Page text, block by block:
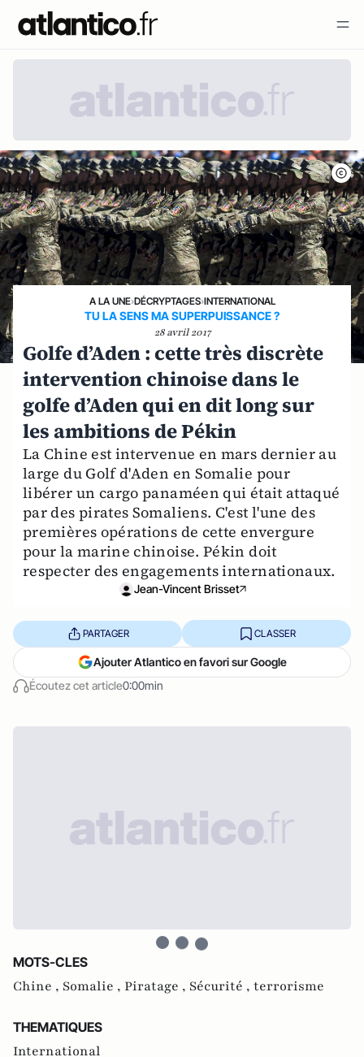
A LA UNE›DÉCRYPTAGES›INTERNATIONAL
TU LA SENS MA SUPERPUISSANCE ?
28 avril 2017
Golfe d’Aden : cette très discrète
intervention chinoise dans le
golfe d’Aden qui en dit long sur
les ambitions de Pékin
La Chine est intervenue en mars dernier au
large du Golf d'Aden en Somalie pour
libérer un cargo panaméen qui était attaqué
par des pirates Somaliens. C'est l'une des
premières opérations de cette envergure
pour la marine chinoise. Pékin doit
respecter des engagements internationaux.
Jean-Vincent Brisset
Écoutez cet article0:00min
PARTAGER CLASSER
Ajouter Atlantico en favori sur Google
MOTS-CLES
Chine , Somalie , Piratage , Sécurité , terrorisme
THEMATIQUES
International